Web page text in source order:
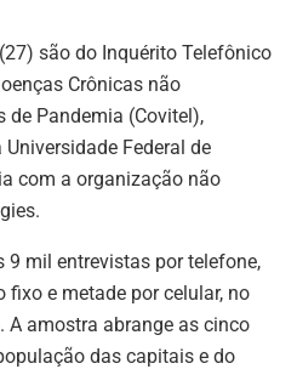
são do Inquérito Telefônico
Crônicas não
de Pandemia (Covitel),
Federal de
com a organização não
9 mil entrevistas por telefone,
fixo e metade por celular, no
A amostra abrange as cinco
das capitais e do